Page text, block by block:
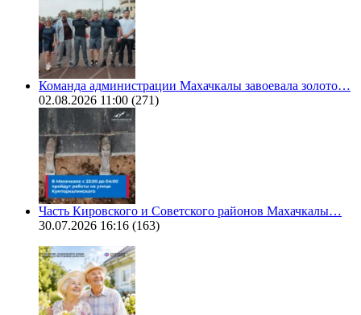
Команда администрации Махачкалы завоевала золото…
02.08.2026 11:00 (271)
Часть Кировского и Советского районов Махачкалы…
30.07.2026 16:16 (163)